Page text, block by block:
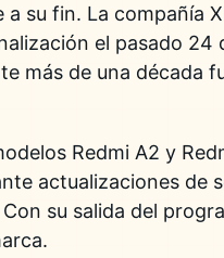
su fin. La compañía
el pasado 24
más de una década
Redmi A2 y
actualizaciones de
su salida del